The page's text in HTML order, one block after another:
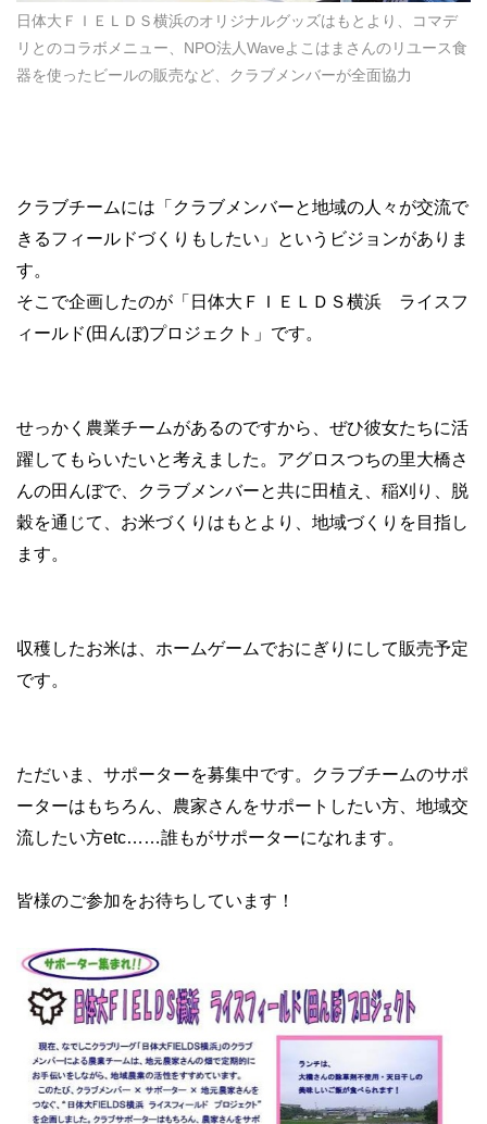
日体大ＦＩＥＬＤＳ横浜のオリジナルグッズはもとより、コマデ
リとのコラボメニュー、NPO法人Waveよこはまさんのリユース食
器を使ったビールの販売など、クラブメンバーが全面協力
クラブチームには「クラブメンバーと地域の人々が交流で
きるフィールドづくりもしたい」というビジョンがありま
す。
そこで企画したのが「日体大ＦＩＥＬＤＳ横浜 ライスフ
ィールド(田んぼ)プロジェクト」です。
せっかく農業チームがあるのですから、ぜひ彼女たちに活
躍してもらいたいと考えました。アグロスつちの里大橋さ
んの田んぼで、クラブメンバーと共に田植え、稲刈り、脱
穀を通じて、お米づくりはもとより、地域づくりを目指し
ます。
収穫したお米は、ホームゲームでおにぎりにして販売予定
です。
ただいま、サポーターを募集中です。クラブチームのサポ
ーターはもちろん、農家さんをサポートしたい方、地域交
流したい方etc……誰もがサポーターになれます。
皆様のご参加をお待ちしています！